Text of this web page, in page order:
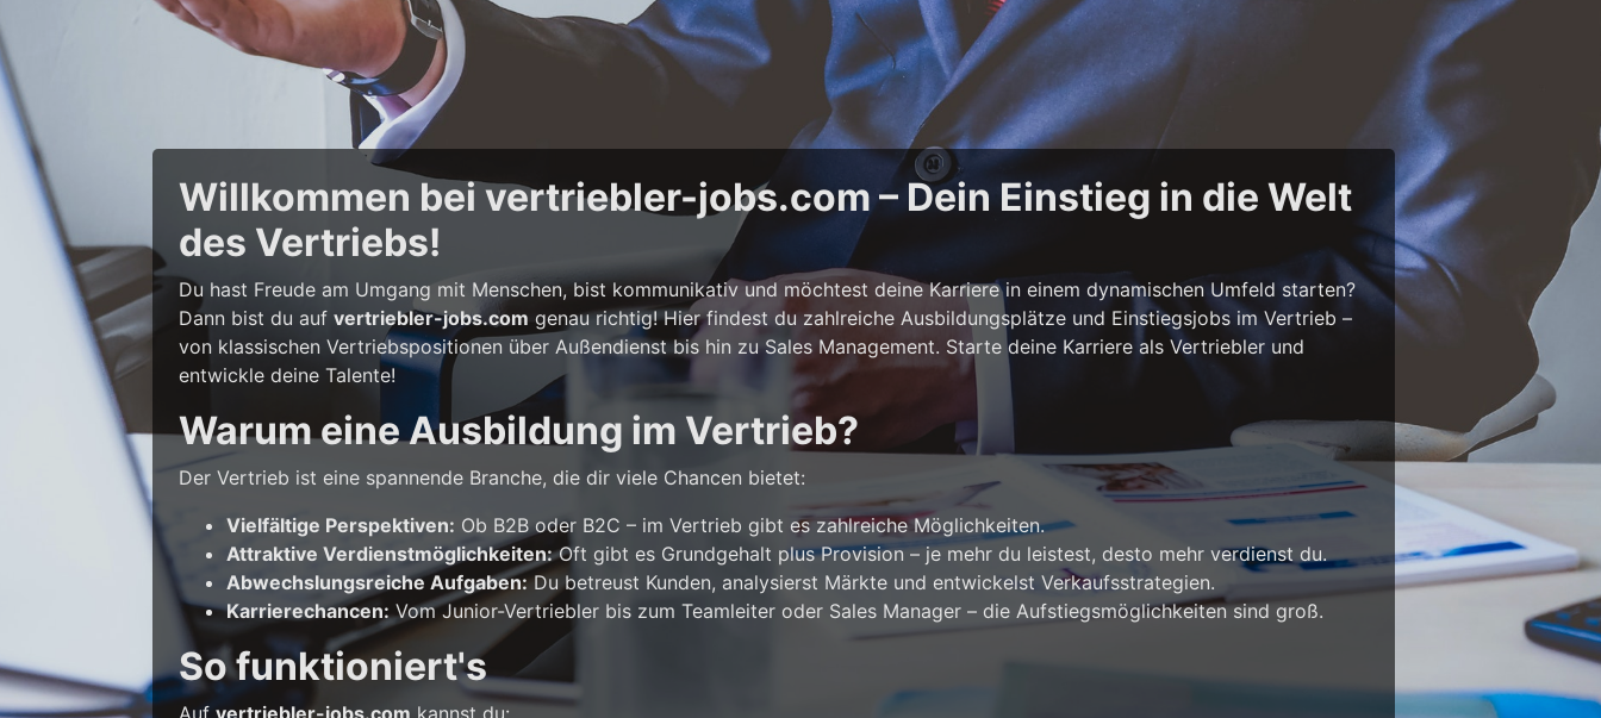
Willkommen bei vertriebler-jobs.com – Dein Einstieg in die Welt
des Vertriebs!
Du hast Freude am Umgang mit Menschen, bist kommunikativ und möchtest deine Karriere in einem dynamischen Umfeld starten?
Dann bist du aufvertriebler-jobs.com genau richtig! Hier findest du zahlreiche Ausbildungsplätze und Einstiegsjobs im Vertrieb –
von klassischen Vertriebspositionen über Außendienst bis hin zu Sales Management. Starte deine Karriere als Vertriebler und
entwickle deine Talente!
Warum eine Ausbildung im Vertrieb?
Der Vertrieb ist eine spannende Branche, die dir viele Chancen bietet:
Vielfältige Perspektiven: Ob B2B oder B2C – im Vertrieb gibt es zahlreiche Möglichkeiten.
Attraktive Verdienstmöglichkeiten:Oft gibt es Grundgehalt plus Provision – je mehr du leistest, desto mehr verdienst du.
Abwechslungsreiche Aufgaben:Du betreust Kunden, analysierst Märkte und entwickelst Verkaufsstrategien.
Karrierechancen:Vom Junior-Vertriebler bis zum Teamleiter oder Sales Manager – die Aufstiegsmöglichkeiten sind groß.
So funktioniert's